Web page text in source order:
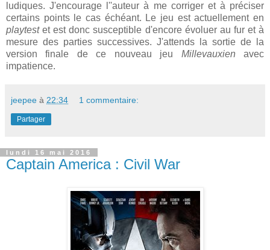
ludiques. J'encourage l''auteur à me corriger et à préciser
certains points le cas échéant. Le jeu est actuellement en
playtestet est donc susceptible d'encore évoluer au fur et à
mesure des parties successives. J'attends la sortie de la
version finale de ce nouveau jeu Millevauxienavec
impatience.
jeepee à 22:34 1 commentaire:
Partager
lundi 16 mai 2016
Captain America : Civil War